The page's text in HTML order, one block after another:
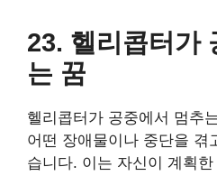
23. 헬리콥터가
는 꿈
헬리콥터가 공중에서 멈추
어떤 장애물이나 중단을 겪
습니다. 이는 자신이 계획